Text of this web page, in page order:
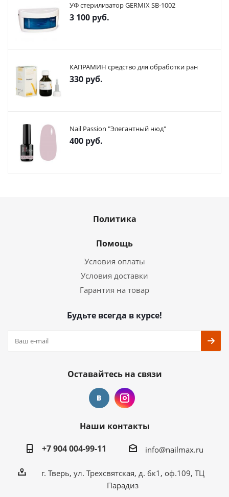
УФ стерилизатор GERMIX SB-1002
3 100 руб.
КАПРАМИН средство для обработки ран
330 руб.
Nail Passion "Элегантный нюд"
400 руб.
Политика
Помощь
Условия оплаты
Условия доставки
Гарантия на товар
Будьте всегда в курсе!
Оставайтесь на связи
Наши контакты
+7 904 004-99-11
info@nailmax.ru
г. Тверь, ул. Трехсвятская, д. 6к1, оф.109, ТЦ
Парадиз